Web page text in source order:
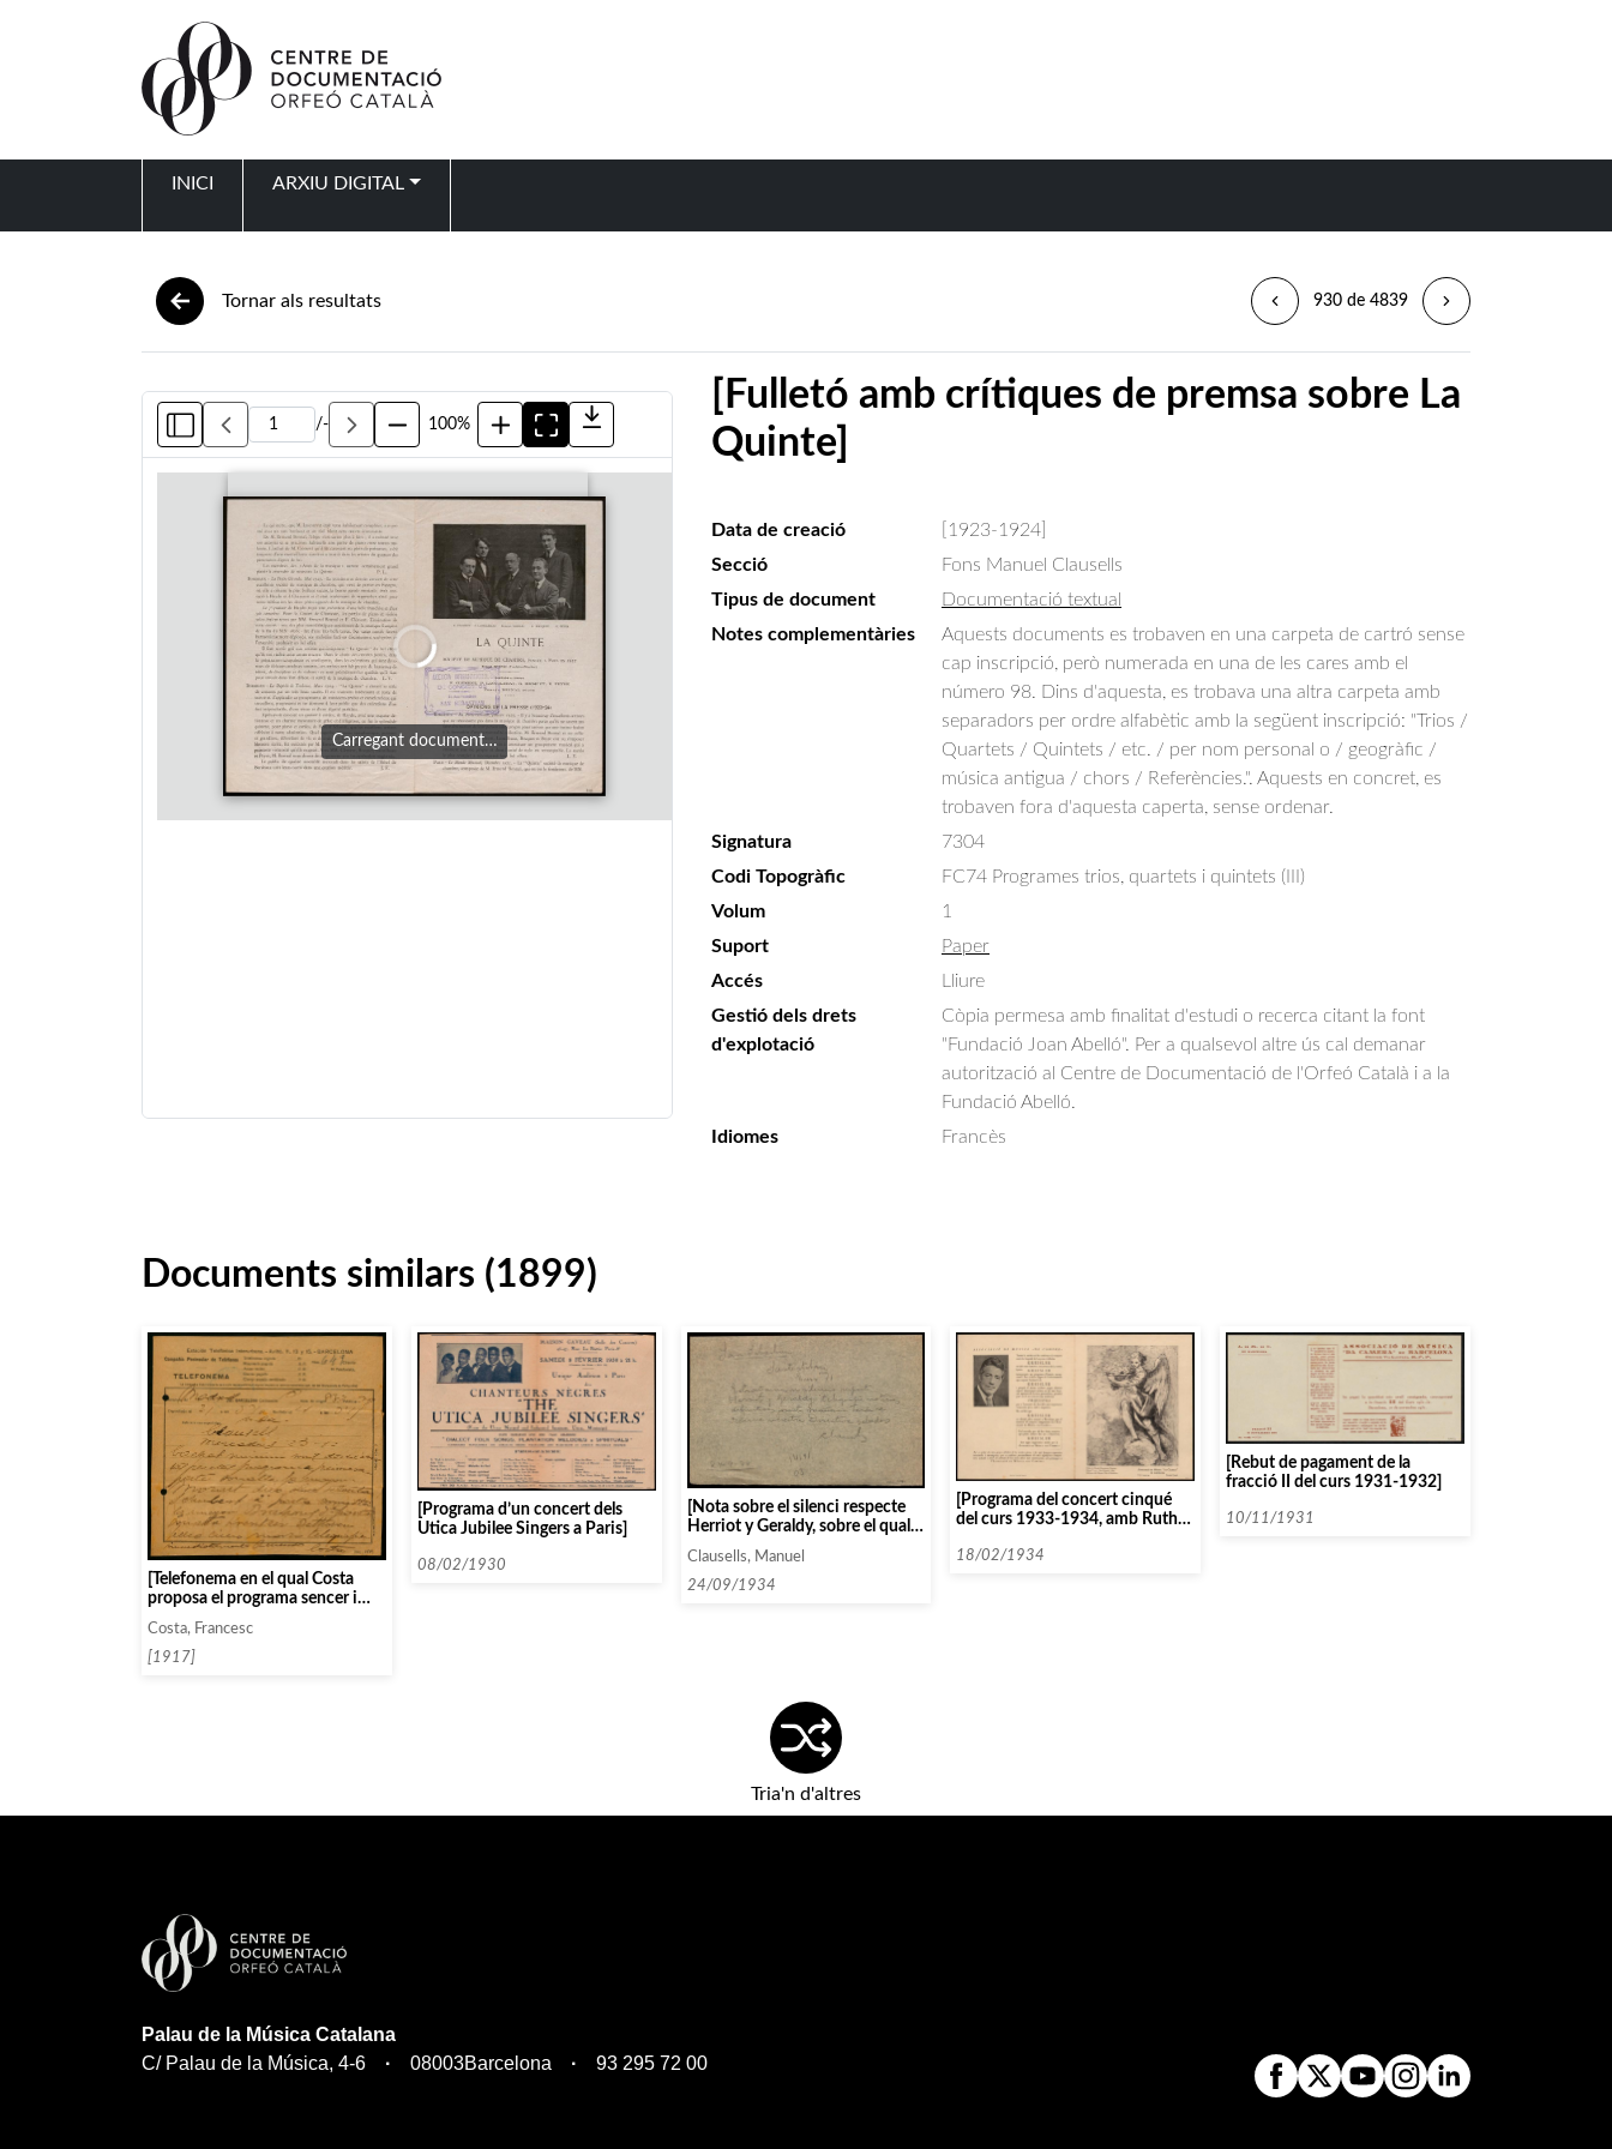
INICI ARXIU DIGITAL
Tornar als resultats 930 de 4839
/- 100%
Carregant document…
[Fulletó amb crítiques de premsa sobre La
Quinte]
Data de creació
[1923-1924]
Secció
Fons Manuel Clausells
Tipus de document
Documentació textual
Notes complementàries
Aquests documents es trobaven en una carpeta de cartró sense
cap inscripció, però numerada en una de les cares amb el
número 98. Dins d'aquesta, es trobava una altra carpeta amb
separadors per ordre alfabètic amb la següent inscripció: "Trios /
Quartets / Quintets / etc. / per nom personal o / geogràfic /
música antigua / chors / Referències.". Aquests en concret, es
trobaven fora d'aquesta caperta, sense ordenar.
Signatura
7304
Codi Topogràfic
FC74 Programes trios, quartets i quintets (III)
Volum
1
Suport
Paper
Accés
Lliure
Gestió dels drets
d'explotació
Còpia permesa amb finalitat d'estudi o recerca citant la font
"Fundació Joan Abelló". Per a qualsevol altre ús cal demanar
autorització al Centre de Documentació de l'Orfeó Català i a la
Fundació Abelló.
Idiomes
Francès
Documents similars (1899)
[Telefonema en el qual Costa
proposa el programa sencer i
també especifica el catxet que
demana per a la seva actuació]
Costa, Francesc
[1917]
[Programa d’un concert dels
Utica Jubilee Singers a Paris]
08/02/1930
[Nota sobre el silenci respecte
Herriot y Geraldy, sobre el qual
demana notícies]
Clausells, Manuel
24/09/1934
[Programa del concert cinqué
del curs 1933-1934, amb Ruth
18/02/1934
[Rebut de pagament de la
fracció II del curs 1931-1932]
10/11/1931
Tria'n d'altres
Palau de la Música Catalana
C/ Palau de la Música, 4-6
08003Barcelona 93 295 72 00